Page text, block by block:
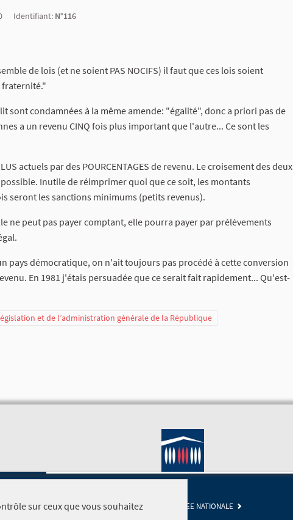
Identifiant: N°116
de lois (et ne soient PAS NOCIFS) il faut que ces lois soient
fraternité."
sont condamnées à la même amende: "égalité", donc a priori pas de
a un revenu CINQ fois plus important que l'autre... Ce sont les
actuels par des POURCENTAGES de revenu. Le croisement des deux
Inutile de réimprimer quoi que ce soit, les montants
seront les sanctions minimums (petits revenus).
ne peut pas payer comptant, elle pourra payer par prélèvements
pays démocratique, on n'ait toujours pas procédé à cette conversion
En 1981 j'étais persuadée que ce serait fait rapidement... Qu'est-
et de l’administration générale de la République
SITE DE L'ASSEMBLÉE NATIONALE
sur ceux que vous souhaitez